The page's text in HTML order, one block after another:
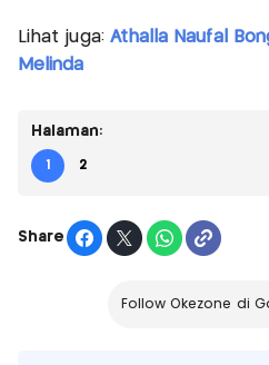
Lihat juga: Athalla Naufal
Melinda
Halaman:
1 2
Share
Follow Okezone di